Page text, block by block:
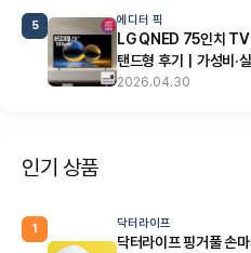
5 에디터 픽
LG QNED 75인치
탠드형 후기｜가성비·
2026.04.30
인기 상품
1 닥터라이프
닥터라이프 핑거풀 손